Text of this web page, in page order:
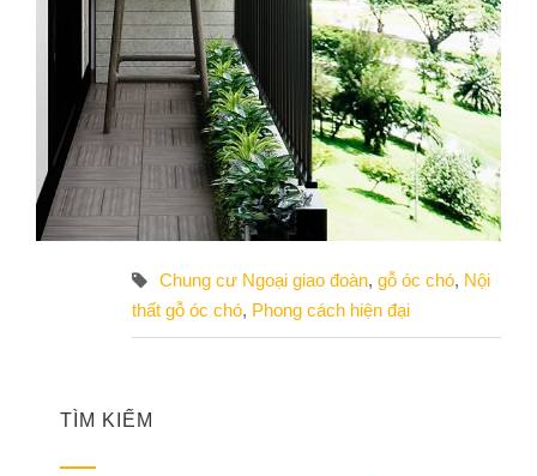
Chung cư Ngoại giao đoàn, gỗ óc chó, Nội
thất gỗ óc chó, Phong cách hiện đại
TÌM KIẾM